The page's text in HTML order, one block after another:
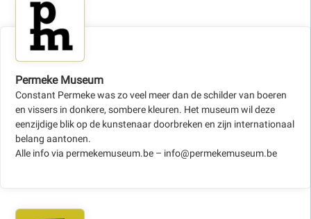
Permeke Museum
Constant Permeke was zo veel meer dan de schilder van boeren
en vissers in donkere, sombere kleuren. Het museum wil deze
eenzijdige blik op de kunstenaar doorbreken en zijn internationaal
belang aantonen.
Alle info via permekemuseum.be – info@permekemuseum.be